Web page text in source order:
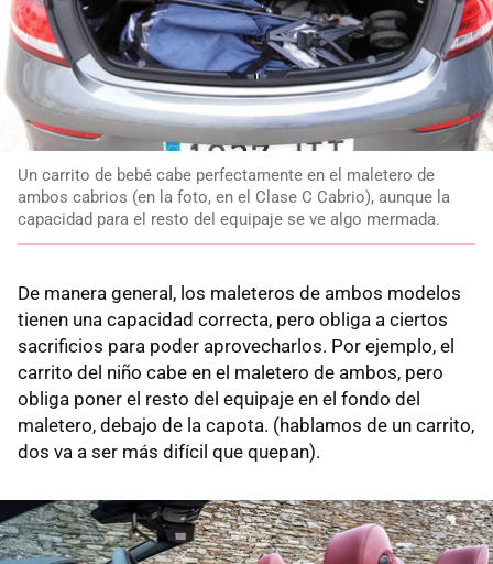
Un carrito de bebé cabe perfectamente en el maletero de
ambos cabrios (en la foto, en el Clase C Cabrio), aunque la
capacidad para el resto del equipaje se ve algo mermada.
De manera general, los maleteros de ambos modelos
tienen una capacidad correcta, pero obliga a ciertos
sacrificios para poder aprovecharlos. Por ejemplo, el
carrito del niño cabe en el maletero de ambos, pero
obliga poner el resto del equipaje en el fondo del
maletero, debajo de la capota. (hablamos de un carrito,
dos va a ser más difícil que quepan).